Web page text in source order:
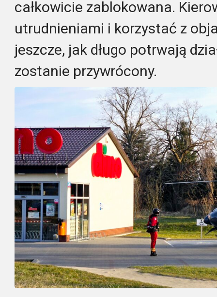
całkowicie zablokowana.
utrudnieniami i korzystać z
jeszcze, jak długo potrwają
zostanie przywrócony.